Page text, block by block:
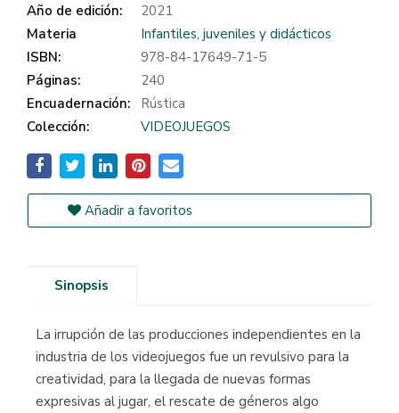
Año de edición:
2021
Materia
Infantiles, juveniles y didácticos
ISBN:
978-84-17649-71-5
Páginas:
240
Encuadernación:
Rústica
Colección:
VIDEOJUEGOS
Añadir a favoritos
Sinopsis
La irrupción de las producciones independientes en la
industria de los videojuegos fue un revulsivo para la
creatividad, para la llegada de nuevas formas
expresivas al jugar, el rescate de géneros algo